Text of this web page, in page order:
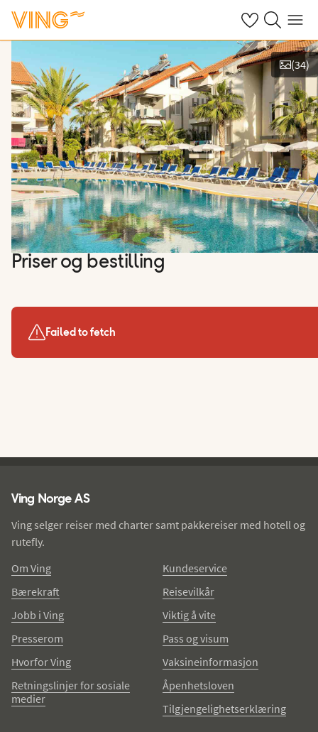
Se dine sparte
Søk påMeny
Vis bilder
(34)
Priser og bestilling
Failed to fetch
Ving Norge AS
Ving selger reiser med charter samt pakkereiser med hotell og
rutefly.
Om Ving
Bærekraft
Jobb i Ving
Presserom
Hvorfor Ving
Retningslinjer for sosiale
medier
Kundeservice
Reisevilkår
Viktig å vite
Pass og visum
Vaksineinformasjon
Åpenhetsloven
Tilgjengelighetserklæring